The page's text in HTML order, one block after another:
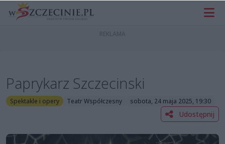
Paprykarz Szczecinski
Spektakle i opery Teatr Współczesny sobota, 24 maja 2025, 19:30
Udostępnij